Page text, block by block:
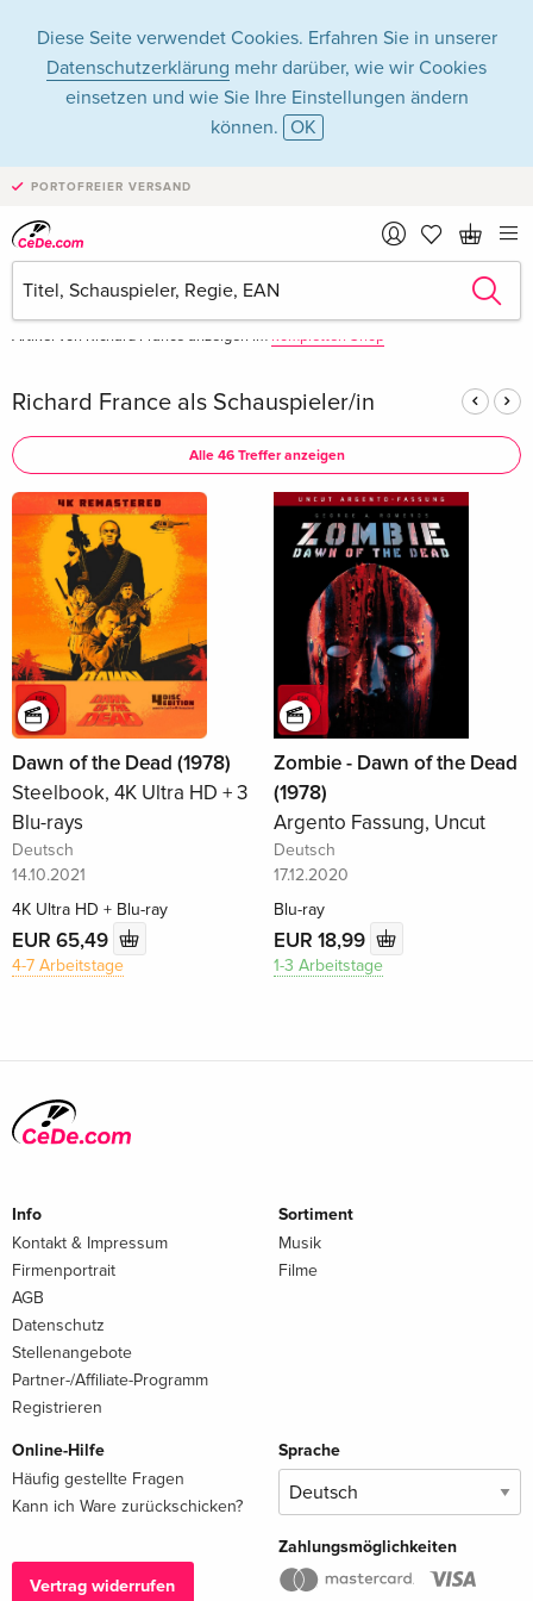
Diese Seite verwendet Cookies. Erfahren Sie in unserer
Datenschutzerklärung mehr darüber, wie wir Cookies
einsetzen und wie Sie Ihre Einstellungen ändern
können. OK
PORTOFREIER VERSAND
Richard France in
Filme - Alle Formate
Artikel von Richard France anzeigen im kompletten Shop
Richard France als Schauspieler/in
Alle 46 Treffer anzeigen
Dawn of the Dead (1978)
Steelbook, 4K Ultra HD + 3
Blu-rays
Deutsch
14.10.2021
4K Ultra HD + Blu-ray
EUR 65,49
4-7 Arbeitstage
Zombie - Dawn of the Dead
(1978)
Argento Fassung, Uncut
Deutsch
17.12.2020
Blu-ray
EUR 18,99
1-3 Arbeitstage
Info
Kontakt & Impressum
Firmenportrait
AGB
Datenschutz
Stellenangebote
Partner-/Affiliate-Programm
Registrieren
Sortiment
Musik
Filme
Online-Hilfe
Häufig gestellte Fragen
Kann ich Ware zurückschicken?
Vertrag widerrufen
Sprache
Zahlungsmöglichkeiten